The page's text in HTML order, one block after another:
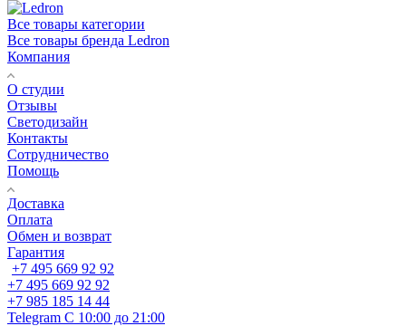
Все товары категории
Все товары бренда Ledron
Компания
О студии
Отзывы
Светодизайн
Контакты
Сотрудничество
Помощь
Доставка
Оплата
Обмен и возврат
Гарантия
+7 495 669 92 92
+7 495 669 92 92
+7 985 185 14 44
Telegram С 10:00 до 21:00